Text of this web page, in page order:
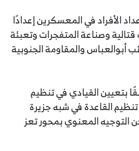
الأفراد في المعسكرين إعدادًا
وصناعة المتفجرات وتعبئة
35 مدرع وكتائب أبوالعباس والمقاومة الجنوبية
بتعيين القيادي في تنظيم
القاعدة في شبه جزيرة
المعنوي بمحور تعز